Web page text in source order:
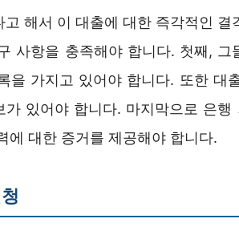
고 해서 이 대출에 대한 즉각적인
사항을 충족해야 합니다. 첫째,
을 가지고 있어야 합니다. 또한 대
가 있어야 합니다. 마지막으로 은
에 대한 증거를 제공해야 합니다.